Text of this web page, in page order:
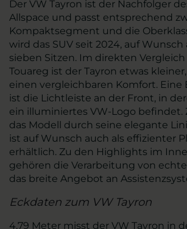
Der VW Tayron ist der Nachfolger
Allspace und passt entsprechend
Kompaktsegment und die
wird das SUV seit 2024, auf
sieben Sitzen. Im direkten
Touareg ist der Tayron etwas
einen vergleichbaren Komfort. Eine
ist die Lichtleiste an der Front, in
ein illuminiertes VW-Logo befindet.
das Modell durch seine elegante
ist auf Wunsch auch als effizienter
erhältlich. Zu den Highlights im
gehören die Verarbeitung von
das breite Angebot an
Eckdaten zum VW Tayron
4,79 Meter misst der VW Tayron in